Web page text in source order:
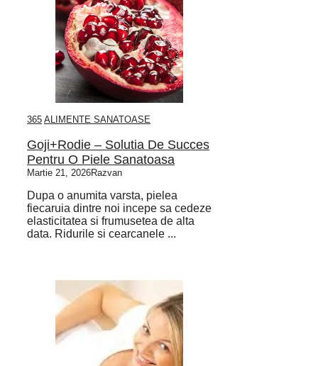
365 ALIMENTE SANATOASE
Goji+Rodie – Solutia De Succes
Pentru O Piele Sanatoasa
Martie 21, 2026Razvan
Dupa o anumita varsta, pielea
fiecaruia dintre noi incepe sa cedeze
elasticitatea si frumusetea de alta
data. Ridurile si cearcanele ...